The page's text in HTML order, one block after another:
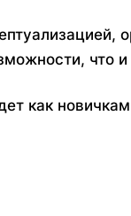
что
как